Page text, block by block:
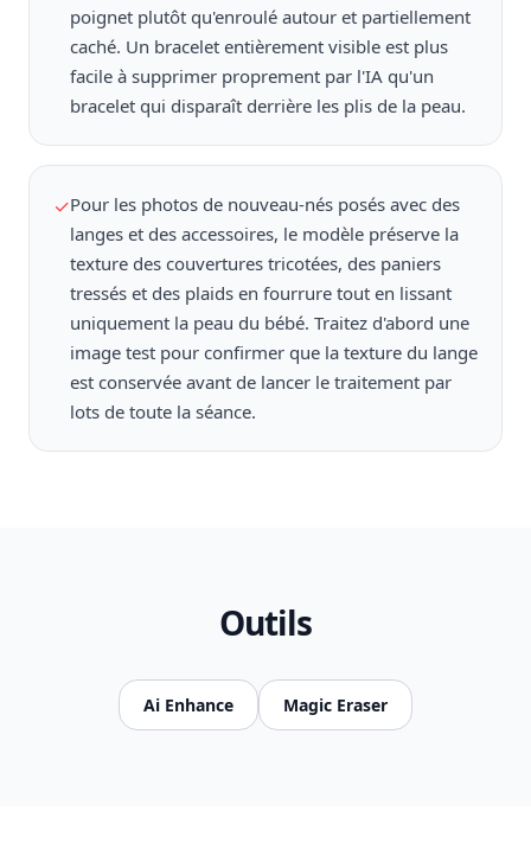
poignet plutôt qu'enroulé autour et partiellement
caché. Un bracelet entièrement visible est plus
facile à supprimer proprement par l'IA qu'un
bracelet qui disparaît derrière les plis de la peau.
✓Pour les photos de nouveau-nés posés avec des
langes et des accessoires, le modèle préserve la
texture des couvertures tricotées, des paniers
tressés et des plaids en fourrure tout en lissant
uniquement la peau du bébé. Traitez d'abord une
image test pour confirmer que la texture du lange
est conservée avant de lancer le traitement par
lots de toute la séance.
Outils
Ai Enhance Magic Eraser